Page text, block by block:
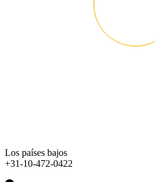
Los países bajos
+31-10-472-0422